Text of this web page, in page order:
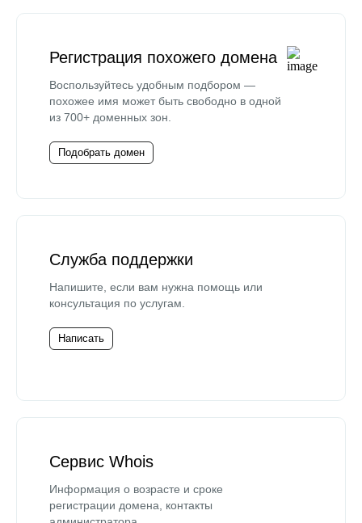
Регистрация похожего домена
Воспользуйтесь удобным подбором —
похожее имя может быть свободно в одной
из 700+ доменных зон.
Подобрать домен
Служба поддержки
Напишите, если вам нужна помощь или
консультация по услугам.
Написать
Сервис Whois
Информация о возрасте и сроке
регистрации домена, контакты